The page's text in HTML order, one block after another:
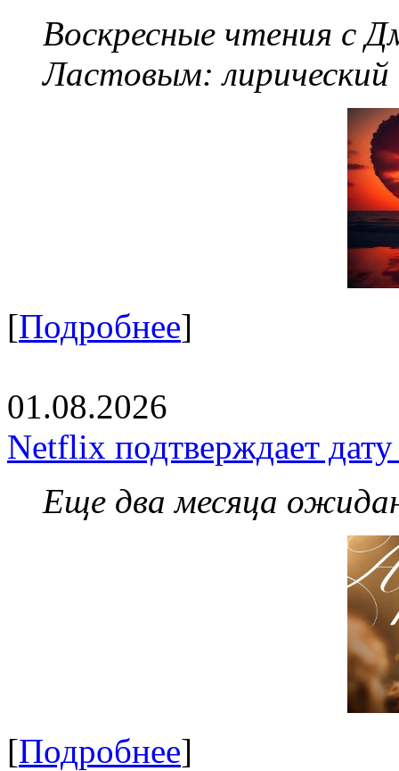
Воскресные чтения с
Ластовым:
[Подробнее]
01.08.2026
Netflix подтверждает
Еще два месяца
[Подробнее]